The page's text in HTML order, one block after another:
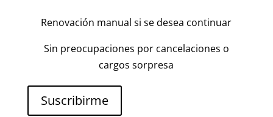
Renovación manual si se desea continuar
Sin preocupaciones por cancelaciones o
cargos sorpresa
Suscribirme